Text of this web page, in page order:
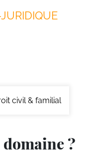
civil & familial
domaine ?